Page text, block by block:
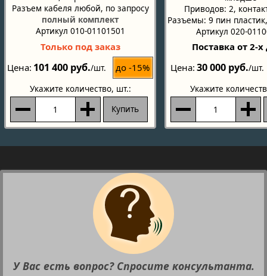
Разъем кабеля любой, по запросу
полный комплект
Артикул 010-01101501
Только под заказ
Цена 101 400 руб./шт. до -15%
Укажите количество, шт.:
Купить
Приводов: 2,
Разъемы: 9 пин
Артикул 020-
Поставка от 2-
Цена 30 000 руб./шт.
Укажите
У Вас есть вопрос? Спросите консультанта.